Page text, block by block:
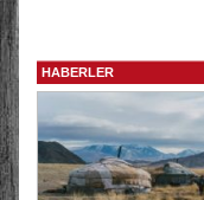
HABERLER